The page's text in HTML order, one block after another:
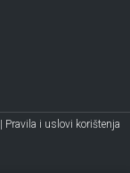
Pravila i uslovi korištenja